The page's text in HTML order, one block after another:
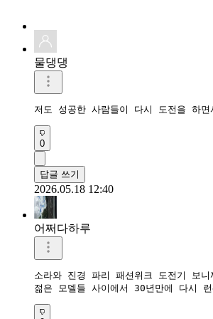
물댕댕
저도 성공한 사람들이 다시 도전을 하
0
답글 쓰기
2026.05.18 12:40
어쩌다하루
소라와 진경 파리 패션위크 도전기 보
젊은 모델들 사이에서 30년만에 다시